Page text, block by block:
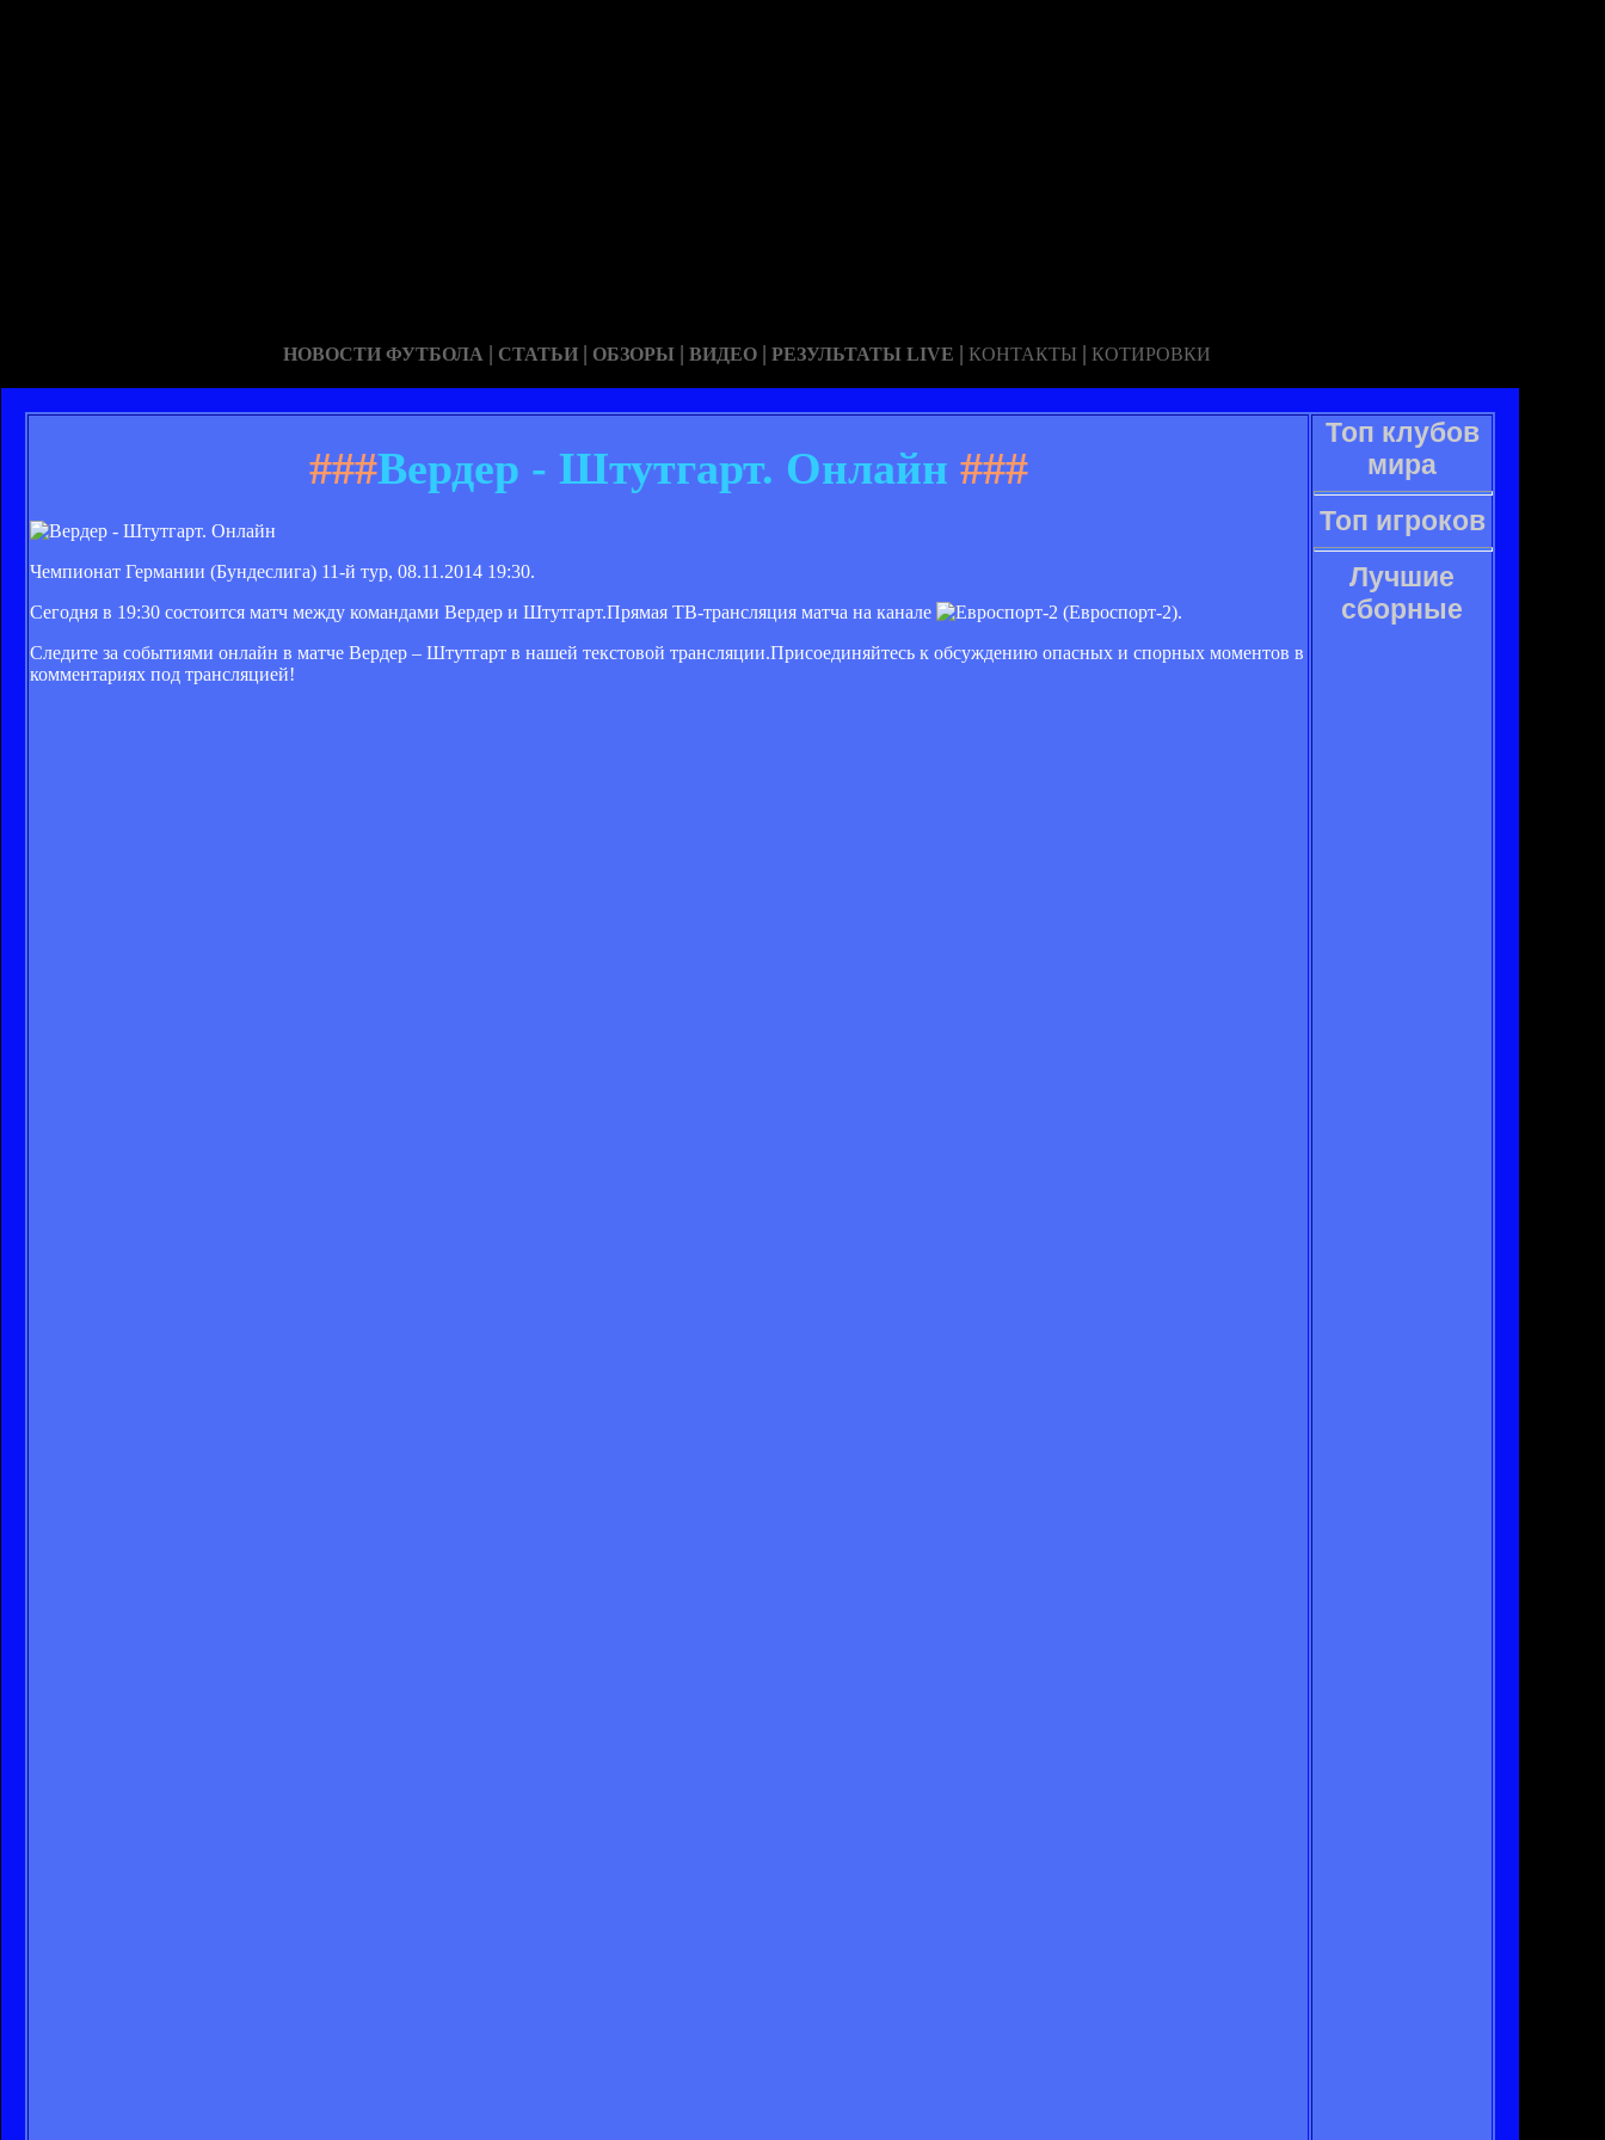
НОВОСТИ ФУТБОЛА | СТАТЬИ | ОБЗОРЫ | ВИДЕО | РЕЗУЛЬТАТЫ LIVE | КОНТАКТЫ | КОТИРОВКИ
###Вердер - Штутгарт. Онлайн ###
Чемпионат Германии (Бундеслига) 11-й тур, 08.11.2014 19:30.
Сегодня в 19:30 состоится матч между командами Вердер и Штутгарт.Прямая ТВ-трансляция матча на канале
(Евроспорт-2).
Следите за событиями онлайн в матче Вердер – Штутгарт в нашей текстовой трансляции.Присоединяйтесь к обсуждению опасных и спорных моментов в
комментариях под трансляцией!
Топ клубов
мира
Топ игроков
Лучшие
сборные